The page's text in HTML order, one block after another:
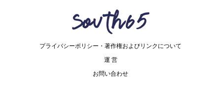
プライバシーポリシー・著作権およびリンクについて
運 営
お問い合わせ